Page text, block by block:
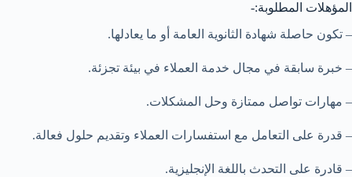
المؤهلات المطلوبة:-
– تكون حاصلة شهادة الثانوية العامة أو ما يعادلها.
– خبرة سابقة في مجال خدمة العملاء في بيئة تجزئة.
– مهارات تواصل ممتازة وحل المشكلات.
– قدرة على التعامل مع استفسارات العملاء وتقديم حلول فعالة.
– قادرة على التحدث باللغة الإنجليزية.